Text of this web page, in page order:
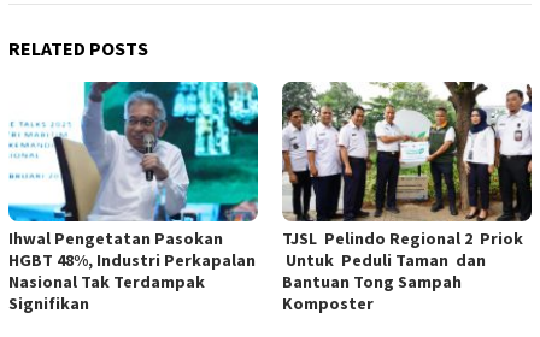
RELATED POSTS
Ihwal Pengetatan Pasokan
HGBT 48%, Industri Perkapalan
Nasional Tak Terdampak
Signifikan
TJSL Pelindo Regional 2 Priok
Untuk Peduli Taman dan
Bantuan Tong Sampah
Komposter